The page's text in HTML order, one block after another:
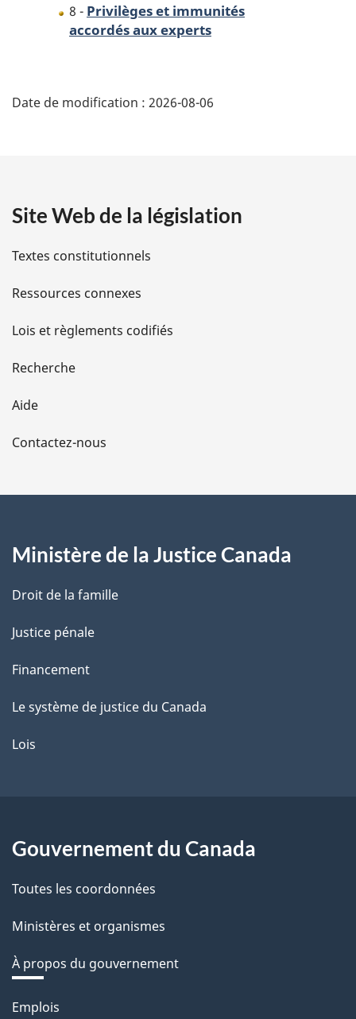
8 - Privilèges et immunités
accordés aux experts
é
i
l
s
d
e
l
a
e
Date de modification : 2026-08-06
Site Web de la législation
Textes constitutionnels
Ressources connexes
Lois et règlements codifiés
Recherche
Aide
Contactez-nous
Ministère de la Justice Canada
Droit de la famille
Justice pénale
Financement
Le système de justice du Canada
Lois
Gouvernement du Canada
Toutes les coordonnées
Ministères et organismes
À propos du gouvernement
Thèmes
Emplois